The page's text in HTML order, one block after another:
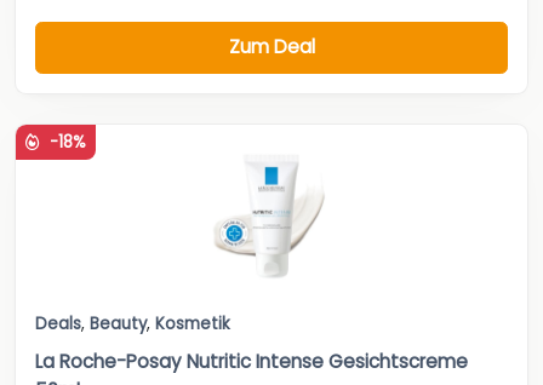
Zum Deal
-18%
Deals, Beauty, Kosmetik
La Roche-Posay Nutritic Intense Gesichtscreme